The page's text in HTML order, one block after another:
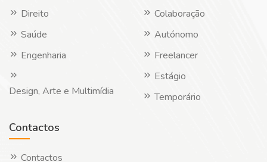
Direito
Saúde
Engenharia
Design, Arte e Multimídia
Colaboração
Autónomo
Freelancer
Estágio
Temporário
Contactos
Contactos